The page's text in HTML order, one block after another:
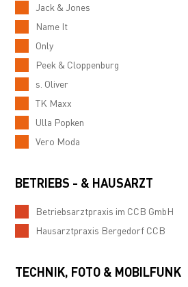
Jack & Jones
Name It
Only
Peek & Cloppenburg
s. Oliver
TK Maxx
Ulla Popken
Vero Moda
BETRIEBS - & HAUSARZT
Betriebsarztpraxis im CCB GmbH
Hausarztpraxis Bergedorf CCB
TECHNIK, FOTO & MOBILFUNK